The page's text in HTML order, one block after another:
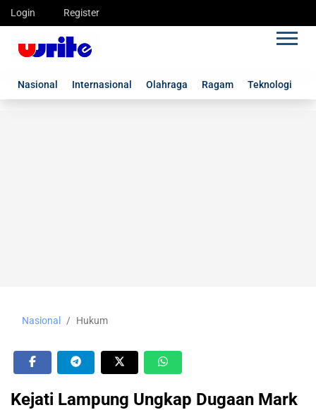
Login Register
Nasional Internasional Olahraga Ragam Teknologi
Nasional Hukum
Kejati Lampung Ungkap Dugaan Mark